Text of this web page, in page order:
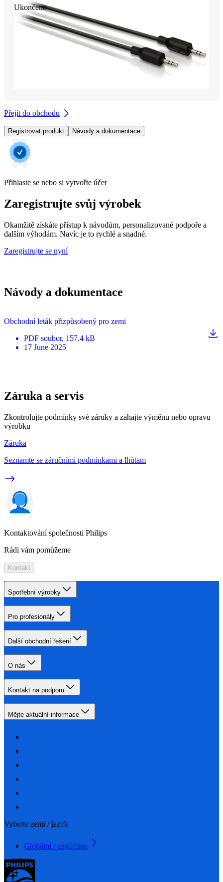
Ukončeno
Přejít do obchodu
Registrovat produkt Návody a dokumentace
Přihlaste se nebo si vytvořte účet
Zaregistrujte svůj výrobek
Okamžitě získáte přístup k návodům, personalizované podpoře a
dalším výhodám. Navíc je to rychlé a snadné.
Zaregistrujte se nyní
Návody a dokumentace
Obchodní leták přizpůsobený pro zemi
PDF soubor, 157.4 kB
17 June 2025
Záruka a servis
Zkontrolujte podmínky své záruky a zahajte výměnu nebo opravu
výrobku
Záruka
Seznamte se záručními podmínkami a lhůtam
Kontaktování společnosti Philips
Rádi vám pomůžeme
Kontakt
Spotřební výrobky
Pro profesionály
Další obchodní řešení
O nás
Kontakt na podporu
Mějte aktuální informace
Vyberte zemi / jazyk
Globální / angličtina